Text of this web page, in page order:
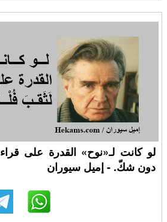
لو كانت لـ«نوح» القدرة على
دون شكّ. - إميل سيوران